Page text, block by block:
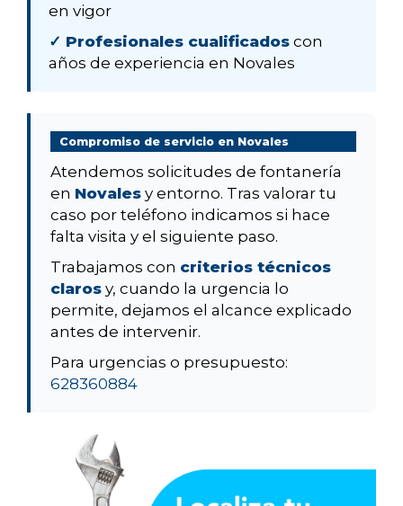
en vigor
✓ Profesionales cualificados con
años de experiencia en Novales
Compromiso de servicio en Novales
Atendemos solicitudes de fontanería
en Novales y entorno. Tras valorar tu
caso por teléfono indicamos si hace
falta visita y el siguiente paso.
Trabajamos con criterios técnicos
claros y, cuando la urgencia lo
permite, dejamos el alcance explicado
antes de intervenir.
Para urgencias o presupuesto:
628360884